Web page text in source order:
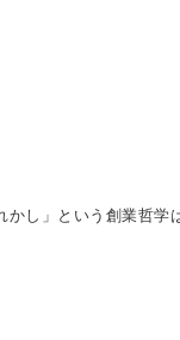
し」という創業哲学